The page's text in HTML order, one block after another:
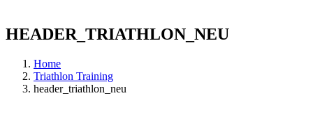
HEADER_TRIATHLON_NEU
Home
Triathlon Training
header_triathlon_neu